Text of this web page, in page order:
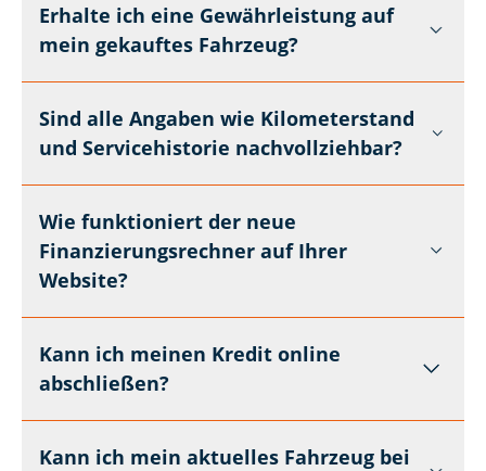
Erhalte ich eine Gewährleistung auf
mein gekauftes Fahrzeug?
Sind alle Angaben wie Kilometerstand
und Servicehistorie nachvollziehbar?
Wie funktioniert der neue
Finanzierungsrechner auf Ihrer
Website?
Kann ich meinen Kredit online
abschließen?
Kann ich mein aktuelles Fahrzeug bei